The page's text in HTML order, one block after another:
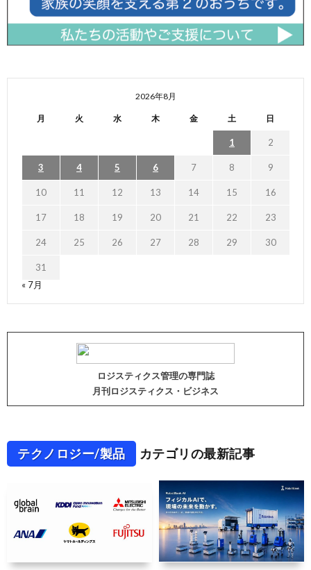
2026年8月
月 火 水 木 金 土 日
1 2
3 4 5 6 7 8 9
10 11 12 13 14 15 16
17 18 19 20 21 22 23
24 25 26 27 28 29 30
31
« 7月
ロジスティクス管理の専門誌
月刊ロジスティクス・ビジネス
テクノロジー/製品 カテゴリの最新記事